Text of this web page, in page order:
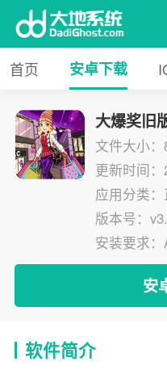
首页 安卓下载
大爆奖旧
文件大小
更新时间
应用分类
版本号：
安装要求
安
软件简介